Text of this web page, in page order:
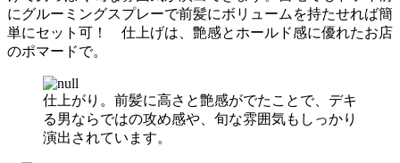
にグルーミングスプレーで前髪にボリュームを持たせれば簡
単にセット可！ 仕上げは、艶感とホールド感に優れたお店
のポマードで。
仕上がり。前髪に高さと艶感がでたことで、デキ
る男ならではの攻め感や、旬な雰囲気もしっかり
演出されています。